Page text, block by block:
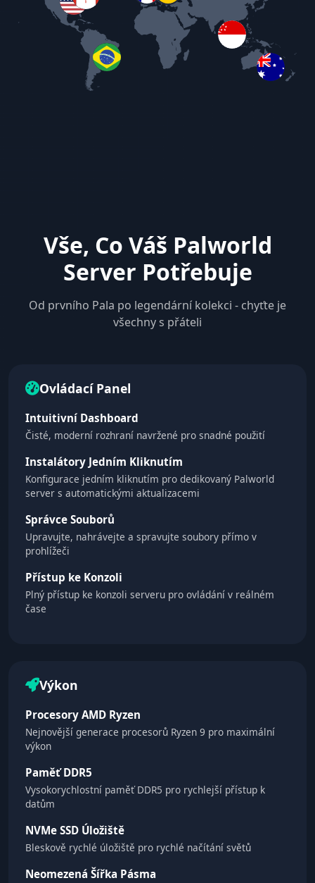
Vše, Co Váš Palworld
Server Potřebuje
Od prvního Pala po legendární kolekci - chyťte je
všechny s přáteli
Ovládací Panel
Intuitivní Dashboard
Čisté, moderní rozhraní navržené pro snadné použití
Instalátory Jedním Kliknutím
Konfigurace jedním kliknutím pro dedikovaný Palworld
server s automatickými aktualizacemi
Správce Souborů
Upravujte, nahrávejte a spravujte soubory přímo v
prohlížeči
Přístup ke Konzoli
Plný přístup ke konzoli serveru pro ovládání v reálném
čase
Výkon
Procesory AMD Ryzen
Nejnovější generace procesorů Ryzen 9 pro maximální
výkon
Paměť DDR5
Vysokorychlostní paměť DDR5 pro rychlejší přístup k
datům
NVMe SSD Úložiště
Bleskově rychlé úložiště pro rychlé načítání světů
Neomezená Šířka Pásma